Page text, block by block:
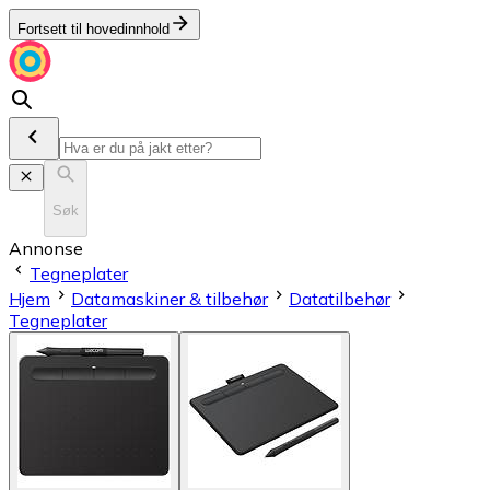
Fortsett til hovedinnhold
Søk
Annonse
Tegneplater
Hjem
Datamaskiner & tilbehør
Datatilbehør
Tegneplater